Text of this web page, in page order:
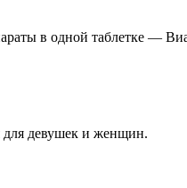
в одной таблетке —
девушек и женщин.